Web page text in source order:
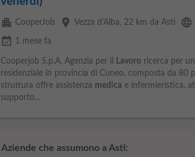
apartment CooperJob place Vezza d'Alba, 22 km da Asti language
event_available 1 mese fa
Cooperjob S.p.A. Agenzia per il Lavororicerca per
residenziale in provincia di Cuneo, composta da 80
struttura offre assistenza medica e infermieristica,
supporto...
Aziende che assumono a Asti: